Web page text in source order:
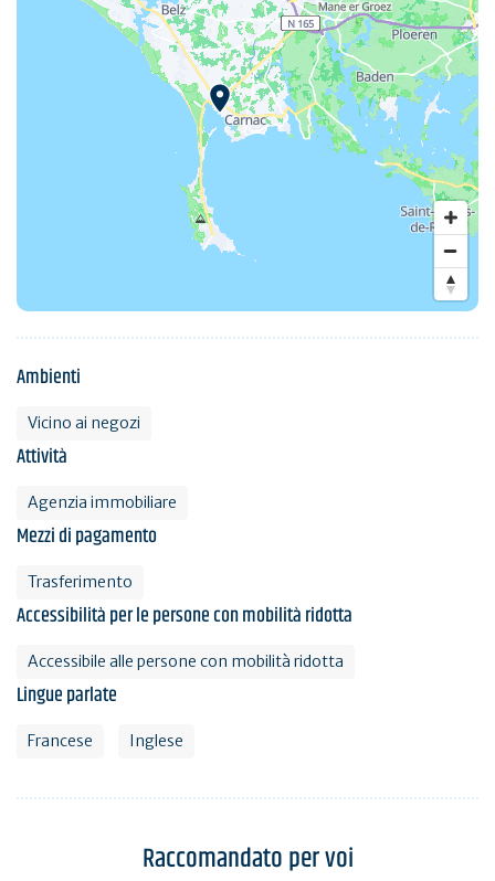
Ambienti
Vicino ai negozi
Attività
Agenzia immobiliare
Mezzi di pagamento
Trasferimento
Accessibilità per le persone con mobilità ridotta
Accessibile alle persone con mobilità ridotta
Lingue parlate
Francese Inglese
Raccomandato per voi